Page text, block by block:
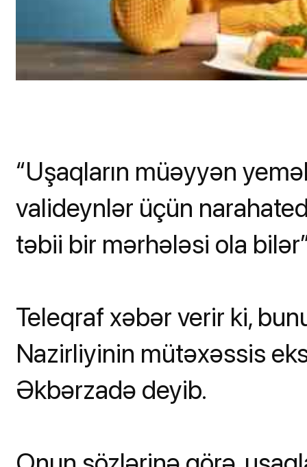
“Uşaqların müəyyən
valideynlər üçün
təbii bir mərhələsi ola
Teleqraf xəbər verir ki,
Nazirliyinin mütəxəssis
Əkbərzadə deyib.